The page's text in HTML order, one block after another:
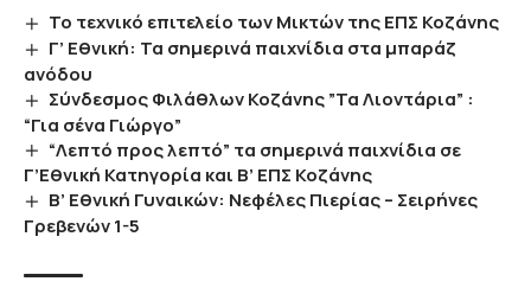
Το τεχνικό επιτελείο των Μικτών της ΕΠΣ Κοζάνης
Γ’ Εθνική: Τα σημερινά παιχνίδια στα μπαράζ
ανόδου
Σύνδεσμος Φιλάθλων Κοζάνης ”Τα Λιοντάρια” :
“Για σένα Γιώργο”
“Λεπτό προς λεπτό” τα σημερινά παιχνίδια σε
Γ’Εθνική Κατηγορία και Β’ ΕΠΣ Κοζάνης
Β’ Εθνική Γυναικών: Νεφέλες Πιερίας – Σειρήνες
Γρεβενών 1-5